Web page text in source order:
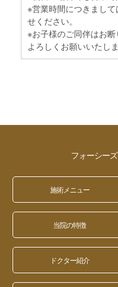
※営業時間につきまし
せください。
※お子様のご同伴はお
よろしくお願いいたしま
フォーシー
施術メニュー
当院の特徴
ドクター紹介